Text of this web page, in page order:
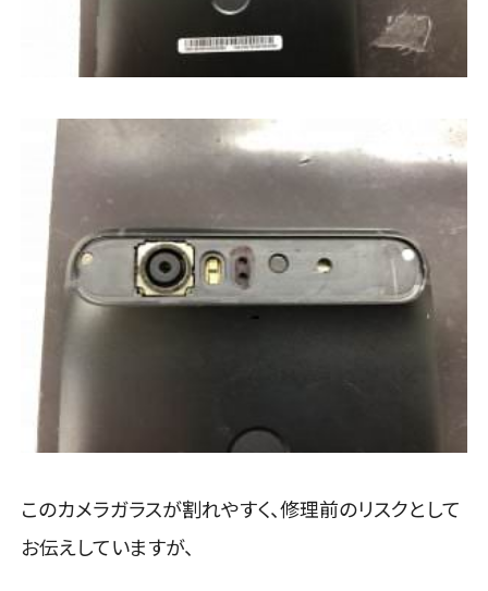
このカメラガラスが割れやすく、修理前のリスクとして
お伝えしていますが、